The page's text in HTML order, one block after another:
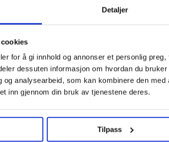
Detaljer
for å gi innhold og annonser et personlig
dessuten informasjon om hvordan du
og analysearbeid, som kan kombinere den
inn gjennom din bruk av tjenestene deres.
Tilpass
samlet
i
går